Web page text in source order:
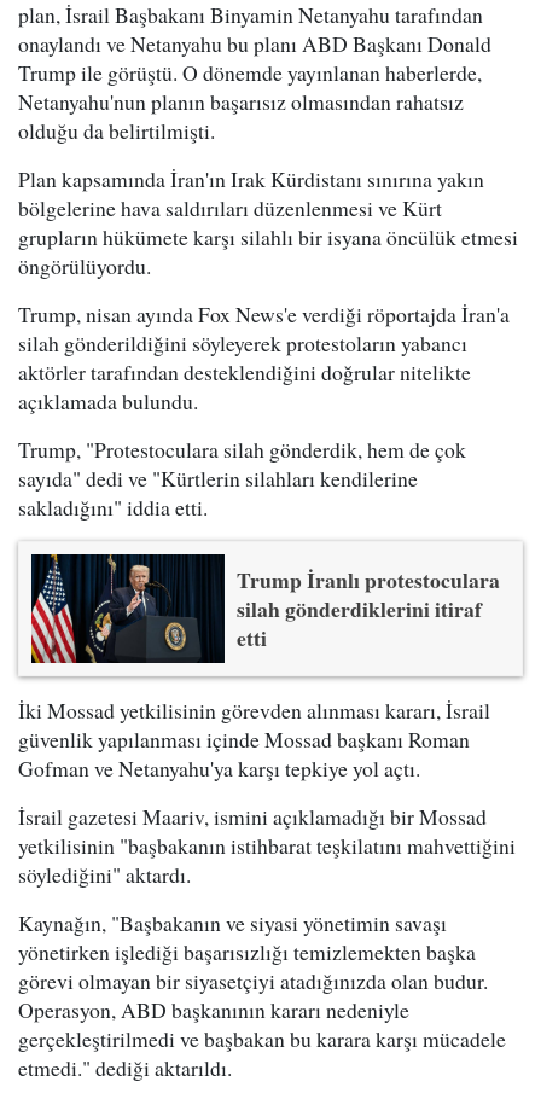
plan, İsrail Başbakanı Binyamin Netanyahu tarafından
onaylandı ve Netanyahu bu planı ABD Başkanı Donald
Trump ile görüştü. O dönemde yayınlanan haberlerde,
Netanyahu'nun planın başarısız olmasından rahatsız
olduğu da belirtilmişti.
Plan kapsamında İran'ın Irak Kürdistanı sınırına yakın
bölgelerine hava saldırıları düzenlenmesi ve Kürt
grupların hükümete karşı silahlı bir isyana öncülük etmesi
öngörülüyordu.
Trump, nisan ayında Fox News'e verdiği röportajda İran'a
silah gönderildiğini söyleyerek protestoların yabancı
aktörler tarafından desteklendiğini doğrular nitelikte
açıklamada bulundu.
Trump, "Protestoculara silah gönderdik, hem de çok
sayıda" dedi ve "Kürtlerin silahları kendilerine
sakladığını" iddia etti.
Trump İranlı protestoculara
silah gönderdiklerini itiraf
etti
İki Mossad yetkilisinin görevden alınması kararı, İsrail
güvenlik yapılanması içinde Mossad başkanı Roman
Gofman ve Netanyahu'ya karşı tepkiye yol açtı.
İsrail gazetesi Maariv, ismini açıklamadığı bir Mossad
yetkilisinin "başbakanın istihbarat teşkilatını mahvettiğini
söylediğini" aktardı.
Kaynağın, "Başbakanın ve siyasi yönetimin savaşı
yönetirken işlediği başarısızlığı temizlemekten başka
görevi olmayan bir siyasetçiyi atadığınızda olan budur.
Operasyon, ABD başkanının kararı nedeniyle
gerçekleştirilmedi ve başbakan bu karara karşı mücadele
etmedi." dediği aktarıldı.